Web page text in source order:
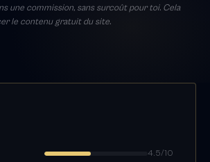
une commission, sans surcoût pour toi. Cela
le contenu gratuit du site.
4.5/10